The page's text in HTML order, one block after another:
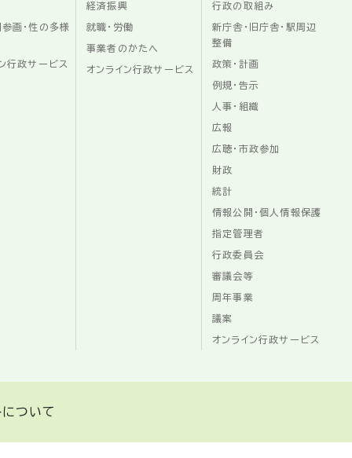
画・性の多様
行政サービス
経済振興
就職・労働
事業者のかたへ
オンライン行政サービス
行政の取組み
新庁舎・旧庁舎・駅周辺
整備
政策・計画
例規・告示
人事・組織
広報
広聴・市政参加
財政
統計
情報公開・個人情報保護
指定管理者
行政委員会
審議会等
周年事業
議案
オンライン行政サービス
について